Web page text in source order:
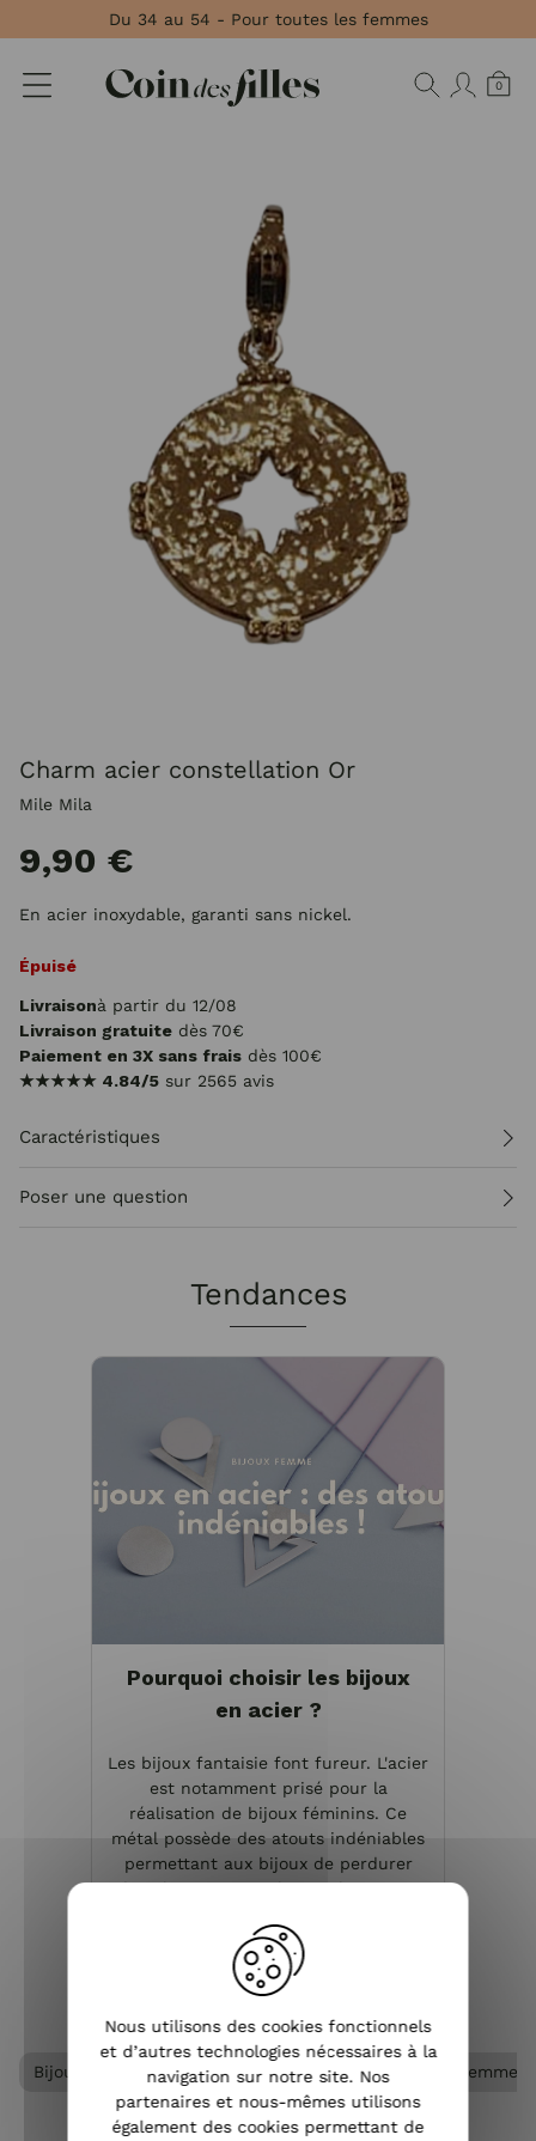
Du 34 au 54 - Pour toutes les femmes
0
Charm acier constellation Or
Mile Mila
9,90 €
En acier inoxydable, garanti sans nickel.
Épuisé
Livraisonà partir du 12/08
Livraison gratuite dès 70€
Paiement en 3X sans frais dès 100€
★★★★★ 4.84/5 sur 2565 avis
Caractéristiques
Poser une question
Tendances
Pourquoi choisir les bijoux
en acier ?
Les bijoux fantaisie font fureur. L'acier
est notamment prisé pour la
réalisation de bijoux féminins. Ce
métal possède des atouts indéniables
permettant aux bijoux de perdurer
dans le temps. Quels sont les atouts
VOIR L'ARTICLE
Bijoux acier femme Bijoux femme Bracelet femme
Panneau de gestion des cookies
Nous utilisons des cookies fonctionnels
et d’autres technologies nécessaires à la
navigation sur notre site. Nos
partenaires et nous-mêmes utilisons
également des cookies permettant de